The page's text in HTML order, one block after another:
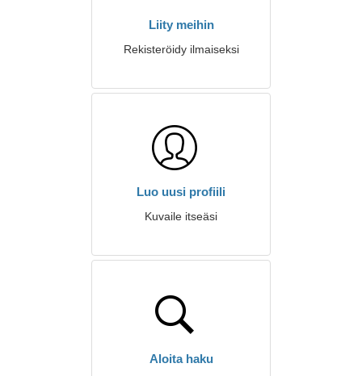
Liity meihin
Rekisteröidy ilmaiseksi
Luo uusi profiili
Kuvaile itseäsi
Aloita haku